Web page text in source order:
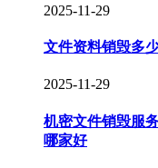
2025-11-29
文件资料销毁多
2025-11-29
机密文件销毁服
哪家好